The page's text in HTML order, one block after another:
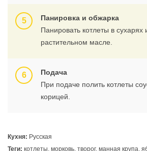
Панировка и обжарка
Панировать котлеты в сухарях
растительном масле.
Подача
При подаче полить котлеты
корицей.
Кухня: Русская
Теги: котлеты, морковь, творог, манная крупа,